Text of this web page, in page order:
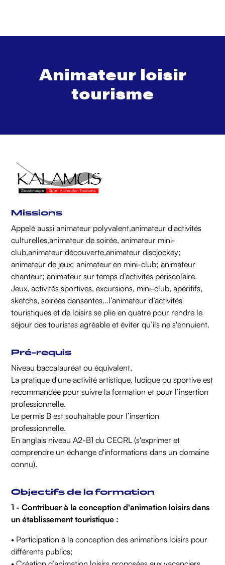
Animateur loisir
tourisme
Missions
Appelé aussi animateur polyvalent,animateur d'activités
culturelles,animateur de soirée, animateur mini-
club,animateur découverte,animateur discjockey;
animateur de jeux; animateur en mini-club; animateur
chanteur; animateur sur temps d’activités périscolaire.
Jeux, activités sportives, excursions, mini-club, apéritifs,
sketchs, soirées dansantes...l’animateur d’activités
touristiques et de loisirs se plie en quatre pour rendre le
séjour des touristes agréable et éviter qu’ils ne s'ennuient.
Pré-requis
Niveau baccalauréat ou équivalent.
La pratique d'une activité artistique, ludique ou sportive est
recommandée pour suivre la formation et pour l’insertion
professionnelle.
Le permis B est souhaitable pour l’insertion
professionnelle.
En anglais niveau A2-B1 du CECRL (s'exprimer et
comprendre un échange d'informations dans un domaine
connu).
Objectifs de la formation
1 - Contribuer à la conception d'animation loisirs dans
un établissement touristique :
• Participation à la conception des animations loisirs pour
différents publics;